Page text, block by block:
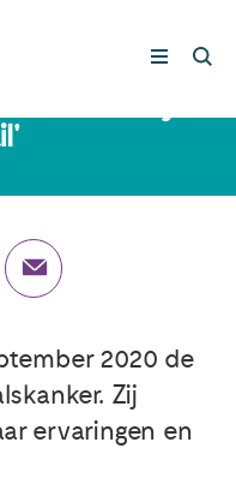
2020 de
Zij
ervaringen en